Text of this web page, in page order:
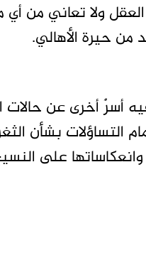
ولا تعاني من
من حيرة الأهالي.
أسرٌ أخرى عن حالات
التساؤلات بشأن
على